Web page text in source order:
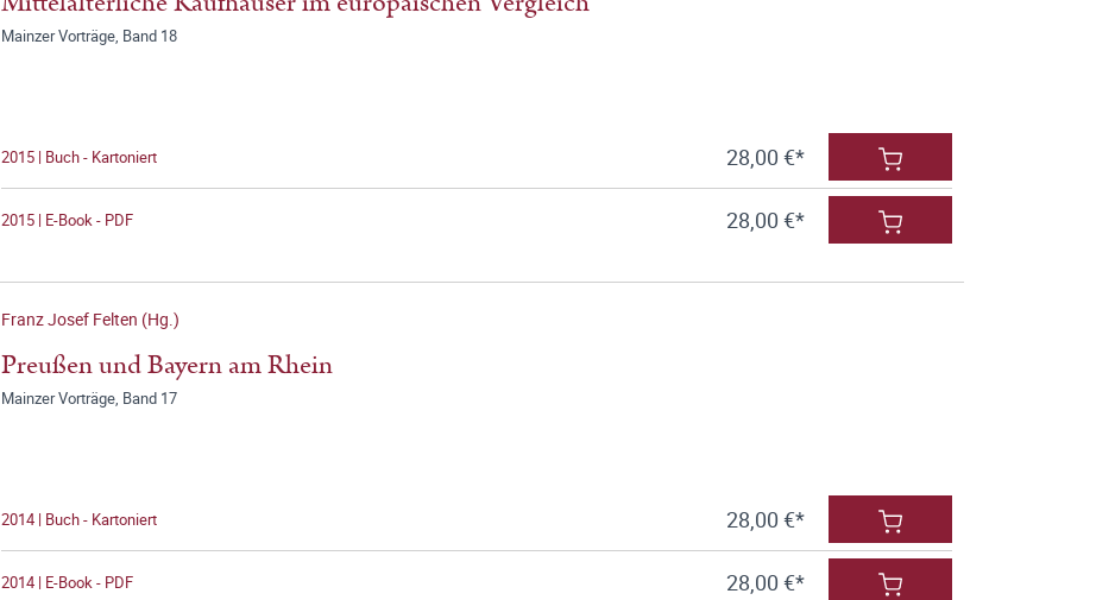
Mainzer Vorträge, Band 18
2015 | Buch - Kartoniert 28,00 €*
2015 | E-Book - PDF 28,00 €*
Franz Josef Felten (Hg.)
Preußen und Bayern am Rhein
Mainzer Vorträge, Band 17
2014 | Buch - Kartoniert 28,00 €*
2014 | E-Book - PDF 28,00 €*